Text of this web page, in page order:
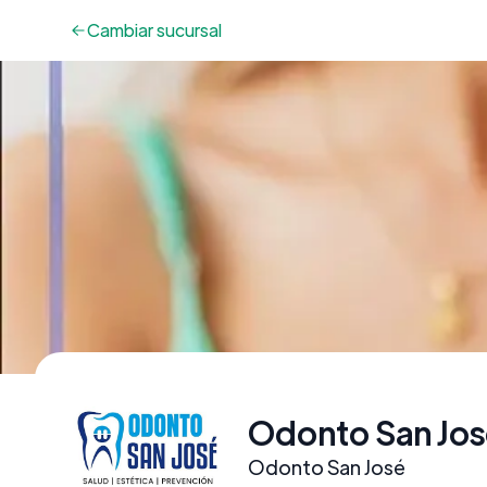
Cambiarsucursal
Odonto San
Odonto San José